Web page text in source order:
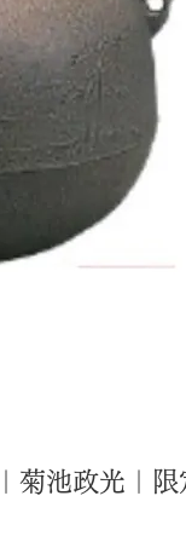
菊池政光｜限